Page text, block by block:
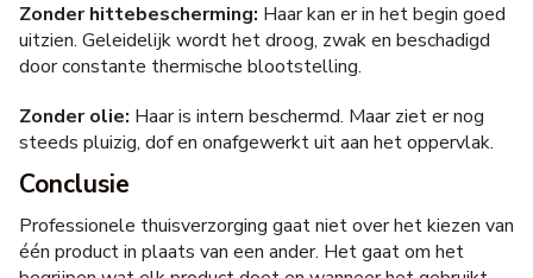
Zonder hittebescherming: Haar kan er in het begin goed
uitzien. Geleidelijk wordt het droog, zwak en beschadigd
door constante thermische blootstelling.
Zonder olie: Haar is intern beschermd. Maar ziet er nog
steeds pluizig, dof en onafgewerkt uit aan het oppervlak.
Conclusie
Professionele thuisverzorging gaat niet over het kiezen van
één product in plaats van een ander. Het gaat om het